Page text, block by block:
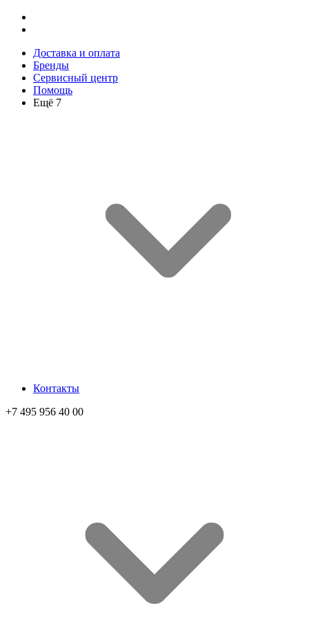
Доставка и оплата
Бренды
Сервисный центр
Помощь
Ещё 7
Контакты
+7 495 956 40 00